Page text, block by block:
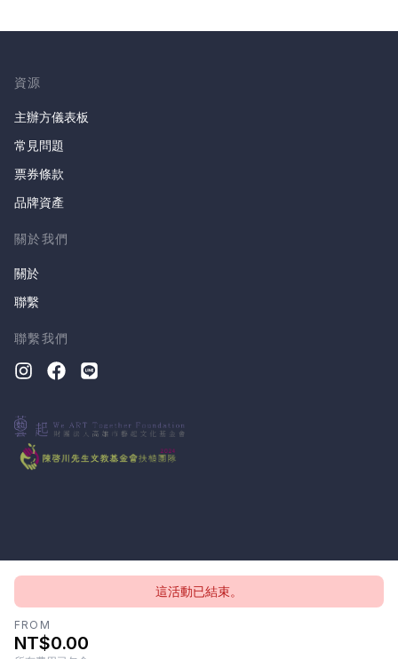
這活動已結束。
FROM
NT$0.00
資源
主辦方儀表板
常見問題
票券條款
品牌資產
關於我們
關於
聯繫
聯繫我們
版權所有 © 2026, CloudTheatre Sdn. Bhd.